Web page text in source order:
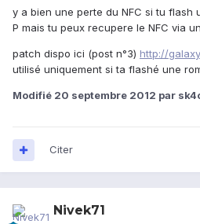
y a bien une perte du NFC si tu flash
P mais tu peux recupere le NFC via
patch dispo ici (post n°3) http://
utilisé uniquement si ta flashé une
Modifié 20 septembre 2012 par
Citer
Nivek71